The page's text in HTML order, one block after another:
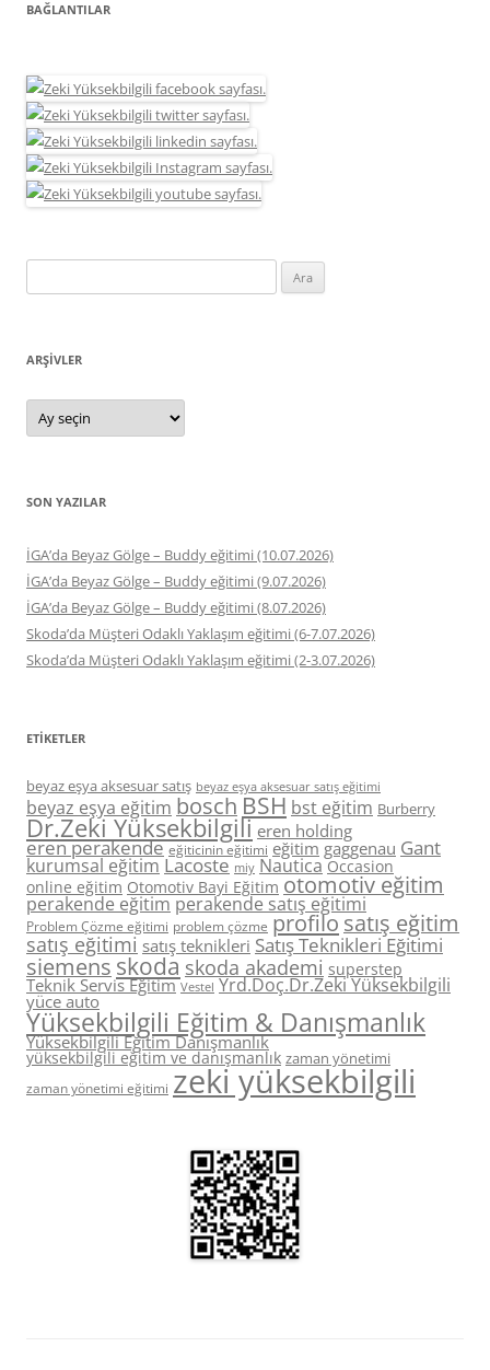
BAĞLANTILAR
ARŞIVLER
Arşivler
SON YAZILAR
İGA’da Beyaz Gölge – Buddy eğitimi (10.07.2026)
İGA’da Beyaz Gölge – Buddy eğitimi (9.07.2026)
İGA’da Beyaz Gölge – Buddy eğitimi (8.07.2026)
Skoda’da Müşteri Odaklı Yaklaşım eğitimi (6-7.07.2026)
Skoda’da Müşteri Odaklı Yaklaşım eğitimi (2-3.07.2026)
ETIKETLER
beyaz eşya aksesuar satış beyaz eşya aksesuar satış eğitimi
beyaz eşya eğitim boschBSH bst eğitim Burberry
Dr.Zeki Yüksekbilgili eren holding
eren perakende eğiticinin eğitimi eğitim gaggenau Gant
kurumsal eğitim Lacoste miy Nautica Occasion
online eğitim Otomotiv Bayi Eğitim otomotiv eğitim
perakende eğitim perakende satış eğitimi
Problem Çözme eğitimi problem çözme profilo satış eğitim
satış eğitimi satış teknikleri Satış Teknikleri Eğitimi
siemens skoda skoda akademi superstep
Teknik Servis Eğitim Vestel Yrd.Doç.Dr.Zeki Yüksekbilgili
yüce auto
Yüksekbilgili Eğitim & Danışmanlık
Yüksekbilgili Eğitim Danışmanlık
yüksekbilgili eğitim ve danışmanlık zaman yönetimi
zaman yönetimi eğitimi zeki yüksekbilgili